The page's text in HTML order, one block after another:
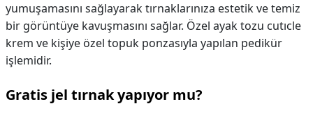
yumuşamasını sağlayarak tırnaklarınıza estetik ve temiz
bir görüntüye kavuşmasını sağlar. Özel ayak tozu cutıcle
krem ve kişiye özel topuk ponzasıyla yapılan pedikür
işlemidir.
Gratis jel tırnak yapıyor mu?